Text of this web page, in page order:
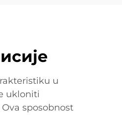
u
ukloniti
sposobnost